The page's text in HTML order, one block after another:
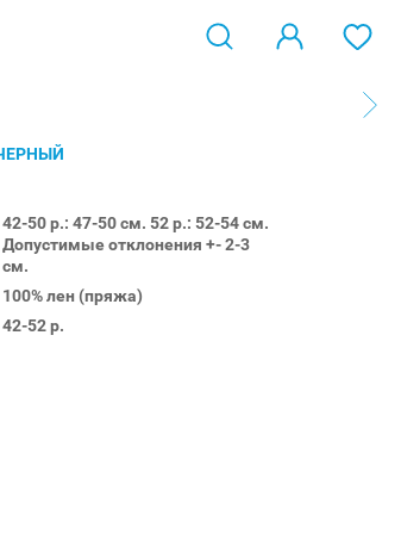
42-50 р.: 47-50 см. 52 р.: 52-54 см.
Допустимые отклонения +- 2-3
см.
100% лен (пряжа)
42-52 р.